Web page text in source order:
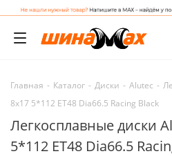
Главная - Каталог - Диски - Alutec -
8x17 5*112 ET48 Dia66.5 Racing Black
Легкосплавные диски
5*112 ET48 Dia66.5